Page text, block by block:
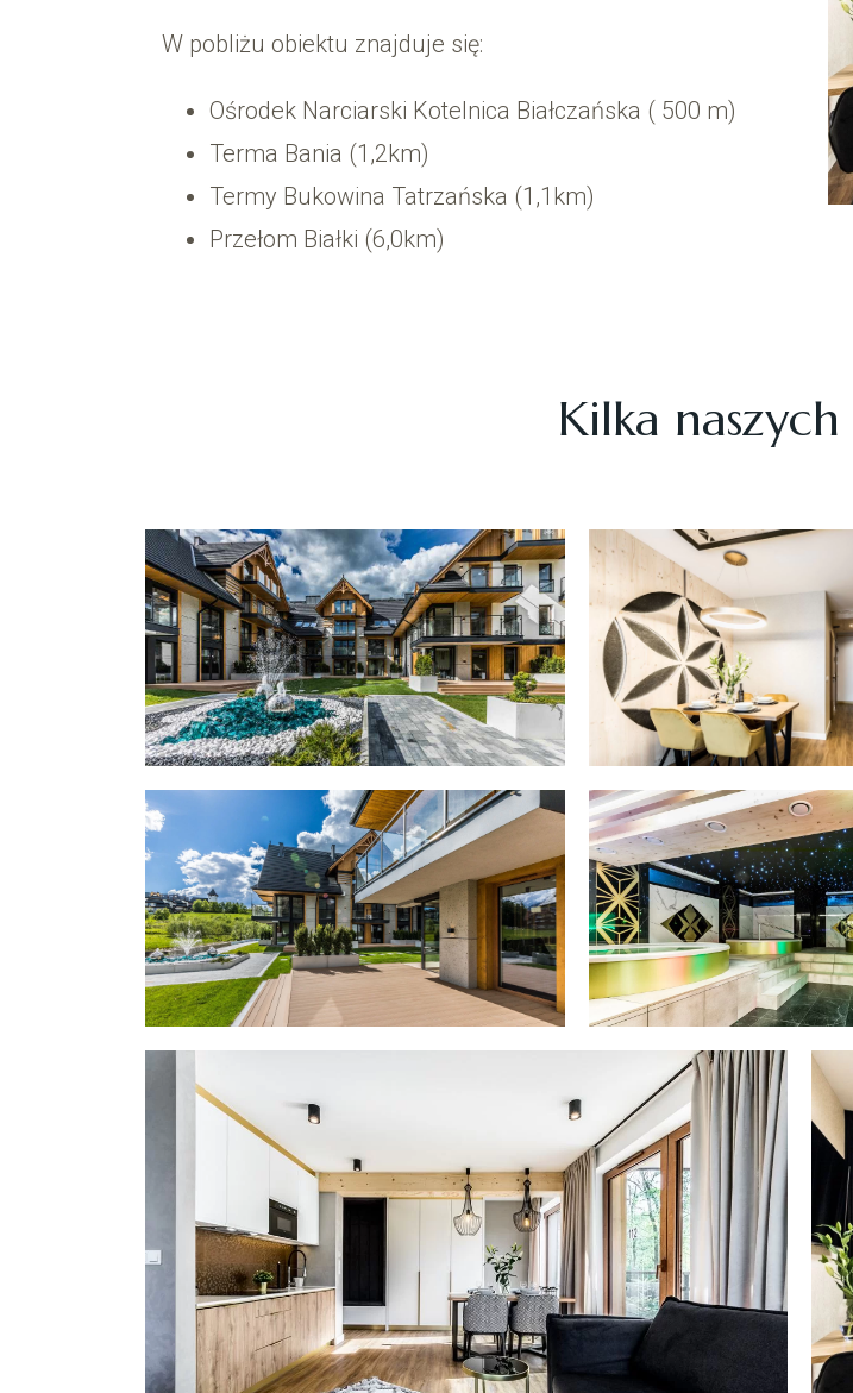
W pobliżu obiektu znajduje się:
Ośrodek Narciarski Kotelnica Białczańska ( 500 m)
Terma Bania (1,2km)
Termy Bukowina Tatrzańska (1,1km)
Przełom Białki (6,0km)
Kilka